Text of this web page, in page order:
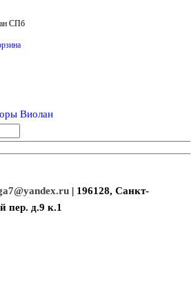
СПб
Виолан
| 196128, Санкт-
пер. д.9 к.1